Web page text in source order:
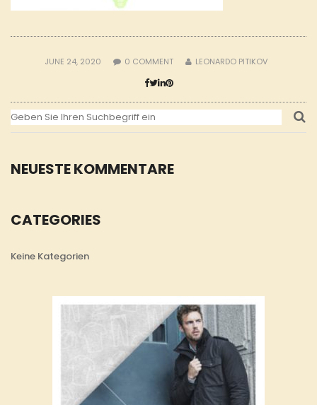
NEUESTE KOMMENTARE
CATEGORIES
Keine Kategorien
JUNE 24, 2020 0 COMMENT LEONARDO PITIKOV